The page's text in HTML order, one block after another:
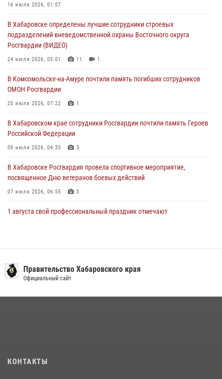
женщине, потерявшей сознание во время массового мероприятия
29 июля 2026, 23:24 2
В Хабаровске продолжается акция «Каникулы с Росгвардией»
За прошедшую неделю в Хабаровском крае росгвардейцы провели
свыше 120 проверок условий хранения оружия
16 июля 2026, 01:07
В Хабаровске определены лучшие сотрудники строевых
подразделений вневедомственной охраны Восточного округа
Росгвардии (ВИДЕО)
24 июля 2026, 03:01 11 1
В Комсомольске-на-Амуре почтили память погибших сотрудников
ОМОН Росгвардии
20 июля 2026, 07:22 1
В Хабаровском крае сотрудники Росгвардии почтили память Героев
Российской Федерации
09 июля 2026, 04:35 3
В Хабаровске Росгвардия провела спортивное мероприятие,
посвященное Дню ветеранов боевых действий
07 июля 2026, 06:55 3
1 августа свой профессиональный праздник отмечают
15 июля 2026, 00:27
13 июля 2026, 00:31
Правительство Хабаровского края
Официальный сайт
КОНТАКТЫ